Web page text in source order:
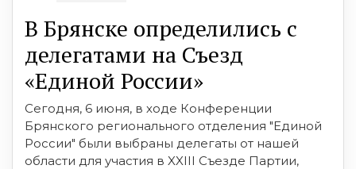
В Брянске определились с
делегатами на Съезд
«Единой России»
Сегодня, 6 июня, в ходе Конференции
Брянского регионального отделения "Единой
России" были выбраны делегаты от нашей
области для участия в XXIII Съезде Партии,